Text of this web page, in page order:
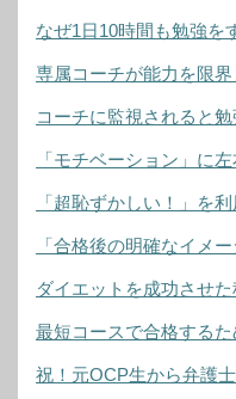
なぜ1日10時間も勉強を
専属コーチが能力を限
コーチに監視されると
「モチベーション」に
「超恥ずかしい！」を
「合格後の明確なイメ
ダイエットを成功させた
最短コースで合格する
祝！元OCP生から弁護